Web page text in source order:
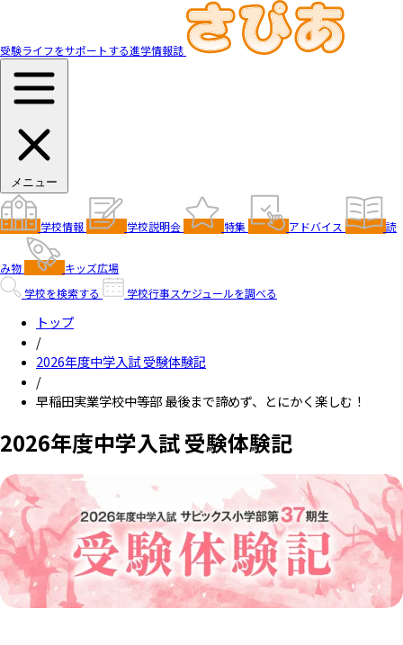
受験ライフをサポートする進学情報誌
メニュー
学校情報 学校説明会 特集 アドバイス 読
み物
キッズ広場
学校を検索する
学校行事スケジュールを調べる
トップ
/
2026年度中学入試 受験体験記
/
早稲田実業学校中等部 最後まで諦めず、とにかく楽しむ！
2026年度中学入試 受験体験記